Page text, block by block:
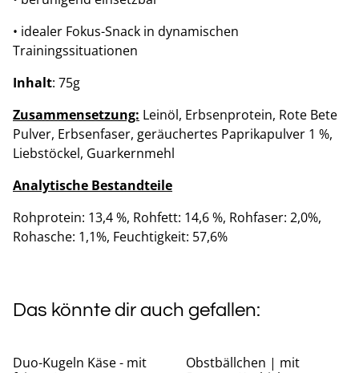
• idealer Fokus-Snack in dynamischen
Trainingssituationen
Inhalt: 75g
Zusammensetzung: Leinöl, Erbsenprotein, Rote Bete
Pulver, Erbsenfaser, geräuchertes Paprikapulver 1 %,
Liebstöckel, Guarkernmehl
Analytische Bestandteile
Rohprotein: 13,4 %, Rohfett: 14,6 %, Rohfaser: 2,0%,
Rohasche: 1,1%, Feuchtigkeit: 57,6%
Das könnte dir auch gefallen:
Duo-Kugeln Käse - mit
Obstbällchen | mit